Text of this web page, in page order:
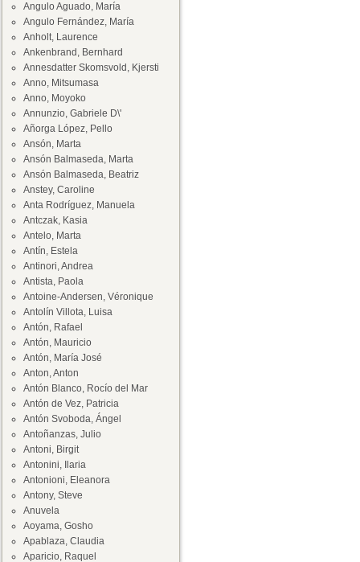
Angulo Aguado, María
Angulo Fernández, María
Anholt, Laurence
Ankenbrand, Bernhard
Annesdatter Skomsvold, Kjersti
Anno, Mitsumasa
Anno, Moyoko
Annunzio, Gabriele D\'
Añorga López, Pello
Ansón, Marta
Ansón Balmaseda, Marta
Ansón Balmaseda, Beatriz
Anstey, Caroline
Anta Rodríguez, Manuela
Antczak, Kasia
Antelo, Marta
Antín, Estela
Antinori, Andrea
Antista, Paola
Antoine-Andersen, Véronique
Antolín Villota, Luisa
Antón, Rafael
Antón, Mauricio
Antón, María José
Anton, Anton
Antón Blanco, Rocío del Mar
Antón de Vez, Patricia
Antón Svoboda, Ángel
Antoñanzas, Julio
Antoni, Birgit
Antonini, Ilaria
Antonioni, Eleanora
Antony, Steve
Anuvela
Aoyama, Gosho
Apablaza, Claudia
Aparicio, Raquel